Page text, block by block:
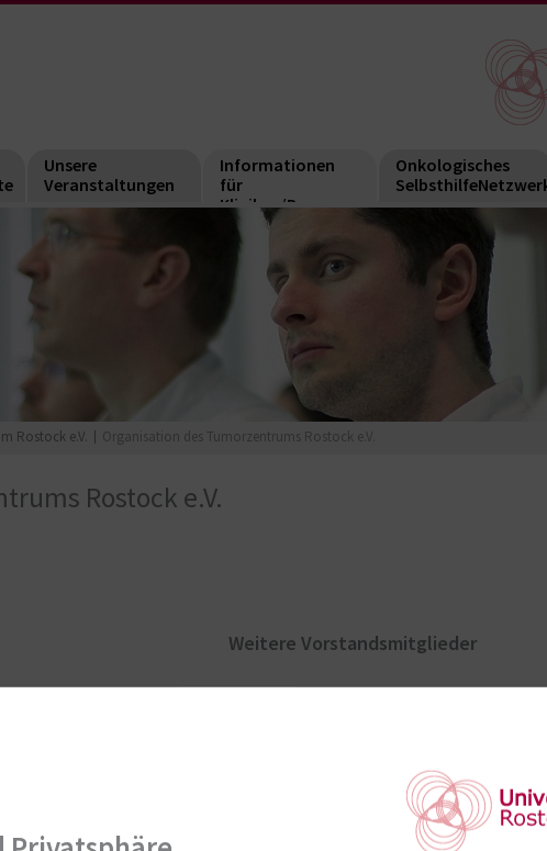
Unsere
Veranstaltungen
Informationen
für
Kliniken/Praxen
Onkologisches
Rostock e.V. Organisation des Tumorzentrums Rostock e.V.
Rostock e.V.
Weitere Vorstandsmitglieder